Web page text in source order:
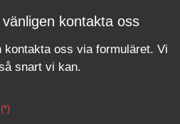
kontakta oss
kontakta oss via formuläret. Vi
snart vi kan.
(*)